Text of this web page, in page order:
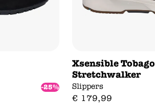
-25%
Xsensible Tobago
Stretchwalker
Slippers
€ 179,99